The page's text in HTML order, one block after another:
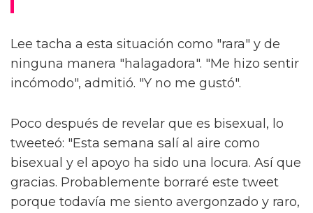
Lee tacha a esta situación como "rara" y de
ninguna manera "halagadora". "Me hizo sentir
incómodo", admitió. "Y no me gustó".
Poco después de revelar que es bisexual, lo
tweeteó: "Esta semana salí al aire como
bisexual y el apoyo ha sido una locura. Así que
gracias. Probablemente borraré este tweet
porque todavía me siento avergonzado y raro,